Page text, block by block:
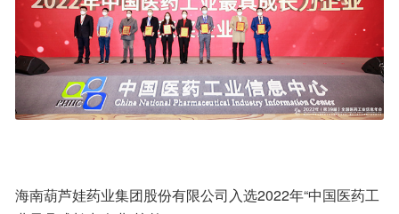
海南葫芦娃药业集团股份有限公司入选2022年“中国医药工